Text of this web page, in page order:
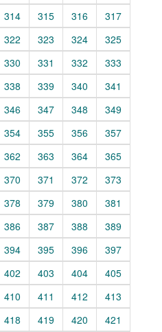
314 315 316
317
322 323 324
325
330 331 332
333
338 339 340
341
346 347 348
349
354 355 356
357
362 363 364
365
370 371 372
373
378 379 380
381
386 387 388
389
394 395 396
397
402 403 404
405
410 411 412
413
418 419 420
421